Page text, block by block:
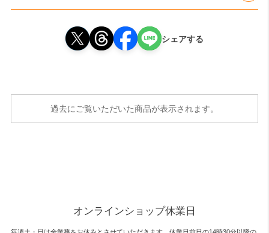
シェアする
過去にご覧いただいた商品が表示されます。
オンラインショップ休業日